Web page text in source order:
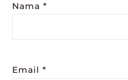
Nama *
Email *